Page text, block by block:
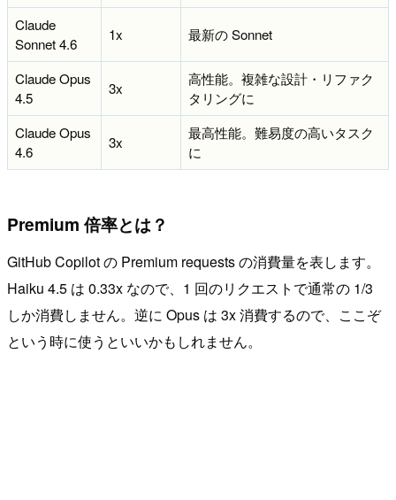
Claude
Sonnet 4.6
1x 最新の Sonnet
Claude Opus
4.5
3x
高性能。複雑な設計・リファク
タリングに
Claude Opus
4.6
3x
最高性能。難易度の高いタスク
に
Premium 倍率とは？
GitHub Copilot の Premium requests の消費量を表します。
Haiku 4.5 は 0.33x なので、1 回のリクエストで通常の 1/3
しか消費しません。逆に Opus は 3x 消費するので、ここぞ
という時に使うといいかもしれません。